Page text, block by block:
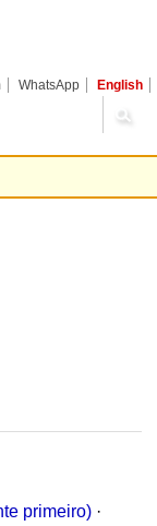
WhatsApp English
primeiro) ·